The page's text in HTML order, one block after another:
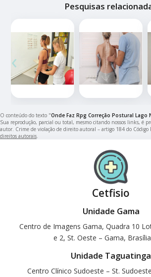
Pesquisas
‹
O conteúdo do texto "Onde Faz Rpg Correção Postural Lago
Sua reprodução, parcial ou total, mesmo citando nossos links, é
autor. Crime de violação de direito autoral – artigo 184 do Código
direitos autorais.
Cetfisio
Unidade Gama
Centro de Imagens Gama, Quadra 10
e 2, St. Oeste – Gama,
Unidade Taguatinga
Centro Clínico Sudoeste – St.